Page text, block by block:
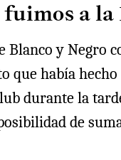
a la
Blanco y Negro
que había
durante la
de